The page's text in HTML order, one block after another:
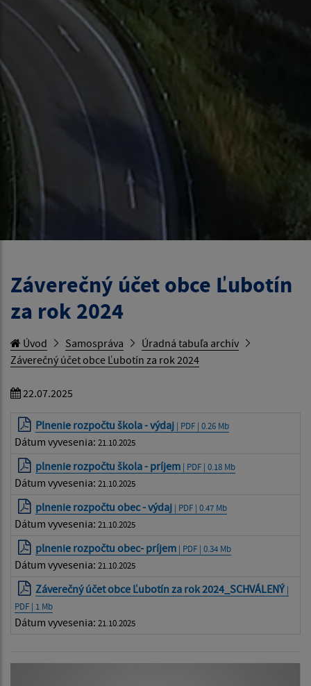
Záverečný účet obce Ľubotín
za rok 2024
Úvod Samospráva
Úradná tabuľa archív
Záverečný účet obce Ľubotín za rok 2024
22.07.2025
Plnenie rozpočtu škola - výdaj | PDF | 0.26 Mb
Dátum vyvesenia: 21.10.2025
plnenie rozpočtu škola - príjem | PDF | 0.18 Mb
Dátum vyvesenia: 21.10.2025
plnenie rozpočtu obec - výdaj | PDF | 0.47 Mb
Dátum vyvesenia: 21.10.2025
plnenie rozpočtu obec- príjem | PDF | 0.34 Mb
Dátum vyvesenia: 21.10.2025
Záverečný účet obce Ľubotín za rok 2024_SCHVÁLENÝ |
PDF | 1 Mb
Dátum vyvesenia: 21.10.2025